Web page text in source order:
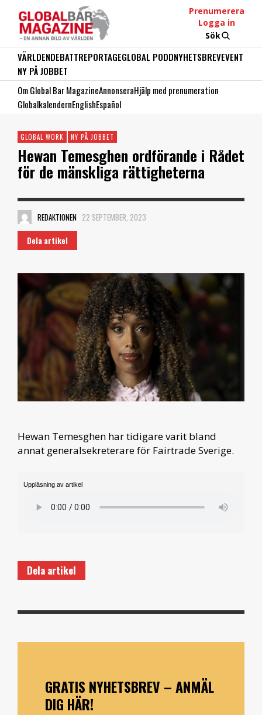
Prenumerera
Logga in
Sök
VÄRLDENDEBATTREPORTAGEGLOBAL PODDNYHETSBREVEVENT
NY PÅ JOBBET
Om Global Bar MagazineAnnonseraHjälp med prenumeration
GlobalkalendernEnglishEspañol
GLOBAL WORK NY PÅ JOBBET
Hewan Temesghen ordförande i Rådet
för de mänskliga rättigheterna
REDAKTIONEN 22 SEPTEMBER, 2023
Dela artikel
Hewan Temesghen har tidigare varit bland
annat generalsekreterare för Fairtrade Sverige.
Uppläsning av artikel
Dela artikel
GRATIS NYHETSBREV – ANMÄL
DIG HÄR!